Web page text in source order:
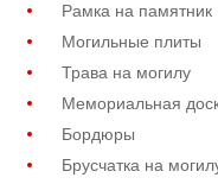
Рамка на памятник
Могильные плиты
Трава на могилу
Мемориальная
Бордюры
Брусчатка на